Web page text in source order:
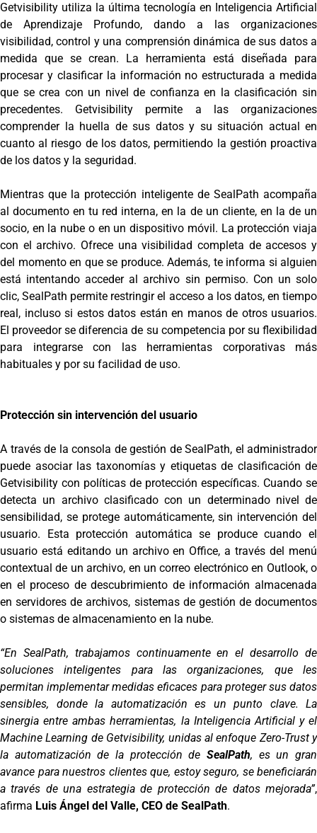
Getvisibility utiliza la última tecnología en Inteligencia Artificial
de Aprendizaje Profundo, dando a las organizaciones
visibilidad, control y una comprensión dinámica de sus datos a
medida que se crean. La herramienta está diseñada para
procesar y clasificar la información no estructurada a medida
que se crea con un nivel de confianza en la clasificación sin
precedentes. Getvisibility permite a las organizaciones
comprender la huella de sus datos y su situación actual en
cuanto al riesgo de los datos, permitiendo la gestión proactiva
de los datos y la seguridad.
Mientras que la protección inteligente de SealPath acompaña
al documento en tu red interna, en la de un cliente, en la de un
socio, en la nube o en un dispositivo móvil. La protección viaja
con el archivo. Ofrece una visibilidad completa de accesos y
del momento en que se produce. Además, te informa si alguien
está intentando acceder al archivo sin permiso. Con un solo
clic, SealPath permite restringir el acceso a los datos, en tiempo
real, incluso si estos datos están en manos de otros usuarios.
El proveedor se diferencia de su competencia por su flexibilidad
para integrarse con las herramientas corporativas más
habituales y por su facilidad de uso.
Protección sin intervención del usuario
A través de la consola de gestión de SealPath, el administrador
puede asociar las taxonomías y etiquetas de clasificación de
Getvisibility con políticas de protección específicas. Cuando se
detecta un archivo clasificado con un determinado nivel de
sensibilidad, se protege automáticamente, sin intervención del
usuario. Esta protección automática se produce cuando el
usuario está editando un archivo en Office, a través del menú
contextual de un archivo, en un correo electrónico en Outlook, o
en el proceso de descubrimiento de información almacenada
en servidores de archivos, sistemas de gestión de documentos
o sistemas de almacenamiento en la nube.
“En SealPath, trabajamos continuamente en el desarrollo de
soluciones inteligentes para las organizaciones, que les
permitan implementar medidas eficaces para proteger sus datos
sensibles, donde la automatización es un punto clave. La
sinergia entre ambas herramientas, la Inteligencia Artificial y el
Machine Learning de Getvisibility, unidas al enfoque Zero-Trust y
la automatización de la protección de SealPath, es un gran
avance para nuestros clientes que, estoy seguro, se beneficiarán
a través de una estrategia de protección de datos mejorada”,
afirma Luis Ángel del Valle, CEO de SealPath.